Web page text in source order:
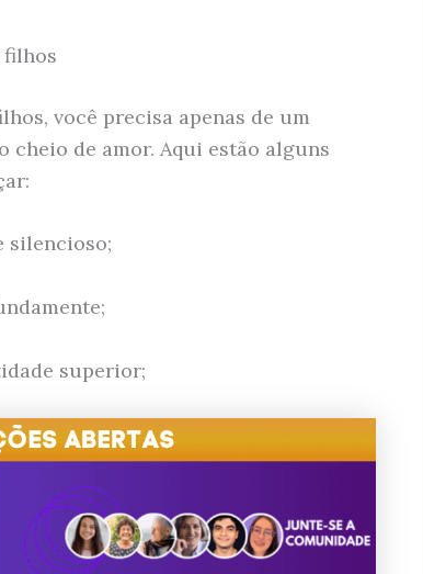
filhos
você precisa apenas de um
de amor. Aqui estão alguns
silencioso;
superior;